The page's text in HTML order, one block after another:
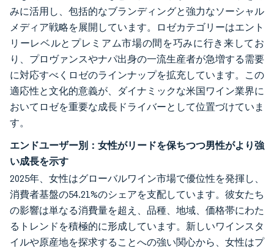
みに活用し、包括的なブランディングと強力なソーシャル
メディア戦略を展開しています。ロゼカテゴリーはエント
リーレベルとプレミアム市場の間を巧みに行き来してお
り、プロヴァンスやナパ出身の一流生産者が急増する需要
に対応すべくロゼのラインナップを拡充しています。この
適応性と文化的意義が、ダイナミックな米国ワイン業界に
おいてロゼを重要な成長ドライバーとして位置づけていま
す。
エンドユーザー別：女性がリードを保ちつつ男性がより強
い成長を示す
2025年、女性はグローバルワイン市場で優位性を発揮し、
消費者基盤の54.21%のシェアを支配しています。彼女たち
の影響は単なる消費量を超え、品種、地域、価格帯にわた
るトレンドを積極的に形成しています。新しいワインスタ
イルや原産地を探求することへの強い関心から、女性はプ